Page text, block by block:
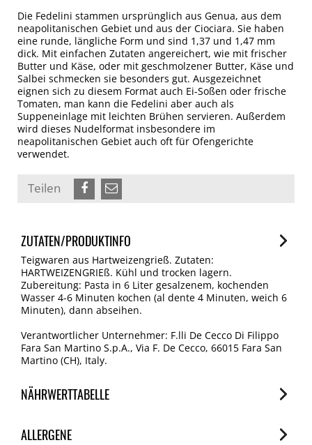
Die Fedelini stammen ursprünglich aus Genua, aus dem
neapolitanischen Gebiet und aus der Ciociara. Sie haben
eine runde, längliche Form und sind 1,37 und 1,47 mm
dick. Mit einfachen Zutaten angereichert, wie mit frischer
Butter und Käse, oder mit geschmolzener Butter, Käse und
Salbei schmecken sie besonders gut. Ausgezeichnet
eignen sich zu diesem Format auch Ei-Soßen oder frische
Tomaten, man kann die Fedelini aber auch als
Suppeneinlage mit leichten Brühen servieren. Außerdem
wird dieses Nudelformat insbesondere im
neapolitanischen Gebiet auch oft für Ofengerichte
verwendet.
Teilen
ZUTATEN/PRODUKTINFO
Teigwaren aus Hartweizengrieß. Zutaten:
HARTWEIZENGRIEß. Kühl und trocken lagern.
Zubereitung: Pasta in 6 Liter gesalzenem, kochenden
Wasser 4-6 Minuten kochen (al dente 4 Minuten, weich 6
Minuten), dann abseihen.
Verantwortlicher Unternehmer: F.lli De Cecco Di Filippo
Fara San Martino S.p.A., Via F. De Cecco, 66015 Fara San
Martino (CH), Italy.
NÄHRWERTTABELLE
je 100g
ALLERGENE